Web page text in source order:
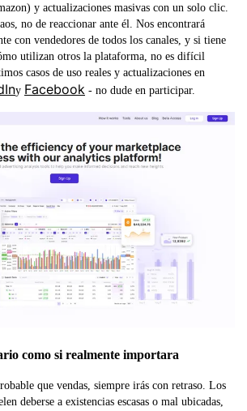
y actualizaciones masivas con un solo clic.
no de reaccionar ante él. Nos encontrará
con vendedores de todos los canales, y si tiene
utilizan otros la plataforma, no es difícil
casos de uso reales y actualizaciones en
y Facebook - no dude en participar.
como si realmente importara
que vendas, siempre irás con retraso. Los
deberse a existencias escasas o mal ubicadas,